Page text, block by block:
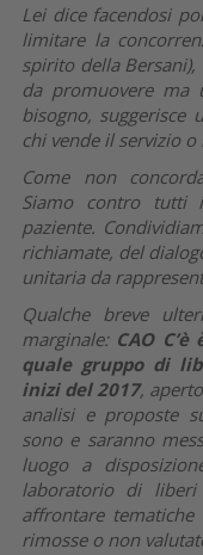
Lei dice facendosi
limitare la
spirito della
da promuovere ma
bisogno, suggerisce
chi vende il servizio
Come non
Siamo contro tutti
paziente.
richiamate, del
unitaria da
Qualche breve
marginale: CAO
quale gruppo di
inizi del 2017,
analisi e proposte
sono e saranno
luogo a
laboratorio di
affrontare tematiche
rimosse o non